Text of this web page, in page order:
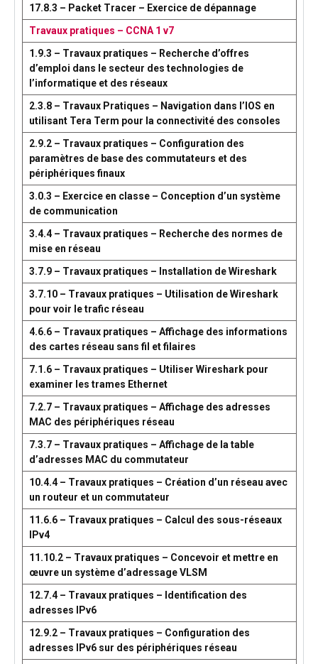
17.8.3 – Packet Tracer – Exercice de dépannage
Travaux pratiques – CCNA 1 v7
1.9.3 – Travaux pratiques – Recherche d’offres
d’emploi dans le secteur des technologies de
l’informatique et des réseaux
2.3.8 – Travaux Pratiques – Navigation dans l’IOS en
utilisant Tera Term pour la connectivité des consoles
2.9.2 – Travaux pratiques – Configuration des
paramètres de base des commutateurs et des
périphériques finaux
3.0.3 – Exercice en classe – Conception d’un système
de communication
3.4.4 – Travaux pratiques – Recherche des normes de
mise en réseau
3.7.9 – Travaux pratiques – Installation de Wireshark
3.7.10 – Travaux pratiques – Utilisation de Wireshark
pour voir le trafic réseau
4.6.6 – Travaux pratiques – Affichage des informations
des cartes réseau sans fil et filaires
7.1.6 – Travaux pratiques – Utiliser Wireshark pour
examiner les trames Ethernet
7.2.7 – Travaux pratiques – Affichage des adresses
MAC des périphériques réseau
7.3.7 – Travaux pratiques – Affichage de la table
d’adresses MAC du commutateur
10.4.4 – Travaux pratiques – Création d’un réseau avec
un routeur et un commutateur
11.6.6 – Travaux pratiques – Calcul des sous-réseaux
IPv4
11.10.2 – Travaux pratiques – Concevoir et mettre en
œuvre un système d’adressage VLSM
12.7.4 – Travaux pratiques – Identification des
adresses IPv6
12.9.2 – Travaux pratiques – Configuration des
adresses IPv6 sur des périphériques réseau